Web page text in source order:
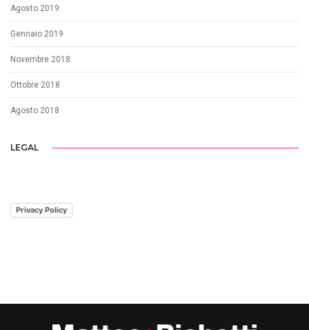
Agosto 2019
Gennaio 2019
Novembre 2018
Ottobre 2018
Agosto 2018
LEGAL
Privacy Policy